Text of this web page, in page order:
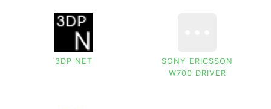
3DP NET
SONY ERICSSON
W700 DRIVER